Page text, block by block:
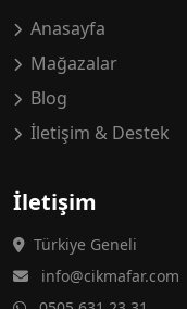
Anasayfa
Mağazalar
Blog
İletişim & Destek
İletişim
Türkiye Geneli
info@cikmafar.com